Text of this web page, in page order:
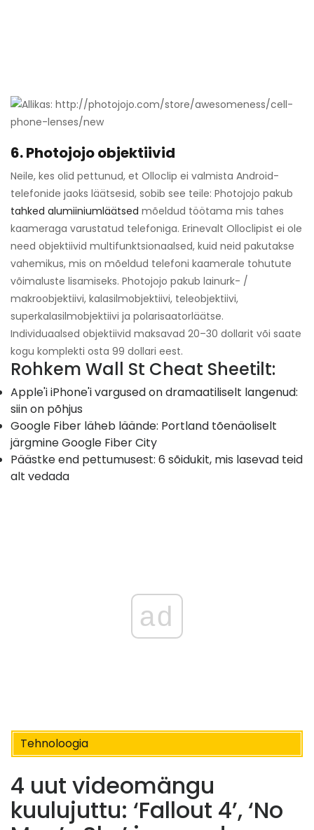
6. Photojojo objektiivid
Neile, kes olid pettunud, et Olloclip ei valmista Android-
telefonide jaoks läätsesid, sobib see teile: Photojojo pakub
tahked alumiiniumläätsed mõeldud töötama mis tahes
kaameraga varustatud telefoniga. Erinevalt Olloclipist ei ole
need objektiivid multifunktsionaalsed, kuid neid pakutakse
vahemikus, mis on mõeldud telefoni kaamerale tohutute
võimaluste lisamiseks. Photojojo pakub lainurk- /
makroobjektiivi, kalasilmobjektiivi, teleobjektiivi,
superkalasilmobjektiivi ja polarisaatorläätse.
Individuaalsed objektiivid maksavad 20–30 dollarit või saate
kogu komplekti osta 99 dollari eest.
Rohkem Wall St Cheat Sheetilt:
Apple'i iPhone'i vargused on dramaatiliselt langenud:
siin on põhjus
Google Fiber läheb läände: Portland tõenäoliselt
järgmine Google Fiber City
Päästke end pettumusest: 6 sõidukit, mis lasevad teid
alt vedada
ad
Tehnoloogia
4 uut videomängu
kuulujuttu: ‘Fallout 4’, ‘No